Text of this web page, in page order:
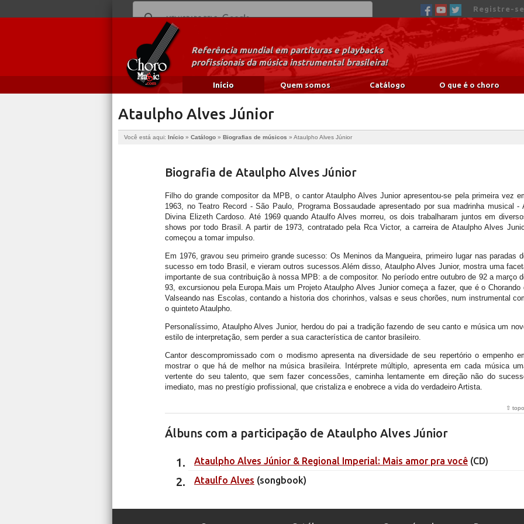
Registre-
Referência mundial em partituras e playbacks
profissionais da música instrumental brasileira!
Início Quem somos Catálogo O que é o choro
Ataulpho Alves Júnior
Você está aqui: Início » Catálogo » Biografias de músicos » Ataulpho Alves Júnior
Biografia de Ataulpho Alves Júnior
Filho do grande compositor da MPB, o cantor Ataulpho Alves Junior apresentou-se pela primeira vez
1963, no Teatro Record - São Paulo, Programa Bossaudade apresentado por sua madrinha musical -
Divina Elizeth Cardoso. Até 1969 quando Ataulfo Alves morreu, os dois trabalharam juntos em
shows por todo Brasil. A partir de 1973, contratado pela Rca Victor, a carreira de Ataulpho Alves
começou a tomar impulso.
Em 1976, gravou seu primeiro grande sucesso: Os Meninos da Mangueira, primeiro lugar nas paradas
sucesso em todo Brasil, e vieram outros sucessos.Além disso, Ataulpho Alves Junior, mostra uma
importante de sua contribuição à nossa MPB: a de compositor. No período entre outubro de 92 a março
93, excursionou pela Europa.Mais um Projeto Ataulpho Alves Junior começa a fazer, que é o Chorando
Valseando nas Escolas, contando a historia dos chorinhos, valsas e seus chorões, num instrumental
o quinteto Ataulpho.
Personalíssimo, Ataulpho Alves Junior, herdou do pai a tradição fazendo de seu canto e música um
estilo de interpretação, sem perder a sua característica de cantor brasileiro.
Cantor descompromissado com o modismo apresenta na diversidade de seu repertório o empenho
mostrar o que há de melhor na música brasileira. Intérprete múltiplo, apresenta em cada música
vertente do seu talento, que sem fazer concessões, caminha lentamente em direção não do
imediato, mas no prestígio profissional, que cristaliza e enobrece a vida do verdadeiro Artista.
⇧ topo
Álbuns com a participação de Ataulpho Alves Júnior
Ataulpho Alves Júnior & Regional Imperial: Mais amor pra você (CD)
Ataulfo Alves (songbook)